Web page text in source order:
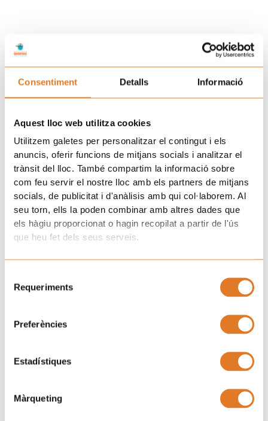
Consentiment Detalls Informació
Aquest lloc web utilitza cookies
Utilitzem galetes per personalitzar el contingut i els
anuncis, oferir funcions de mitjans socials i analitzar el
trànsit del lloc. També compartim la informació sobre
com feu servir el nostre lloc amb els partners de mitjans
socials, de publicitat i d'anàlisis amb qui col·laborem. Al
seu torn, ells la poden combinar amb altres dades que
els hàgiu proporcionat o hagin recopilat a partir de l'ús
que heu fet dels seus serveis.
Requeriments
Preferències
Estadístiques
Màrqueting
Prev
ANTERIOR SEGÜENT